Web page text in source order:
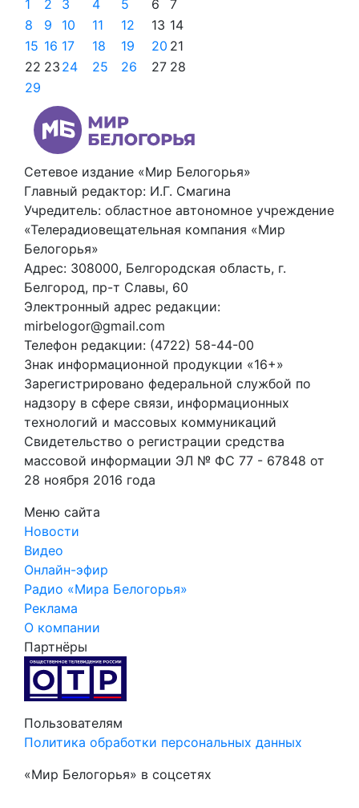
1
2 3 4 5 6
7
8
9 10 11 12 13 14
15 16 17 18 19 20 21
22 23 24 25 26 27 28
29
Сетевое издание «Мир Белогорья»
Главный редактор: И.Г. Смагина
Учредитель: областное автономное учреждение
«Телерадиовещательная компания «Мир
Белогорья»
Адрес: 308000, Белгородская область, г.
Белгород, пр-т Славы, 60
Электронный адрес редакции:
mirbelogor@gmail.com
Телефон редакции: (4722) 58-44-00
Знак информационной продукции «16+»
Зарегистрировано федеральной службой по
надзору в сфере связи, информационных
технологий и массовых коммуникаций
Свидетельство о регистрации средства
массовой информации ЭЛ № ФС 77 - 67848 от
28 ноября 2016 года
Меню сайта
Новости
Видео
Онлайн-эфир
Радио «Мира Белогорья»
Реклама
О компании
Партнёры
Пользователям
Политика обработки персональных данных
«Мир Белогорья» в соцсетях